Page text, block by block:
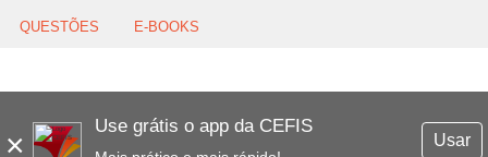
×
Use grátis o app da CEFIS
Usar
QUESTÕES E-BOOKS